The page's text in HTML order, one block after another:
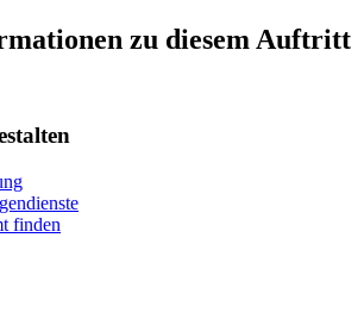
zu diesem Auftritt
finden